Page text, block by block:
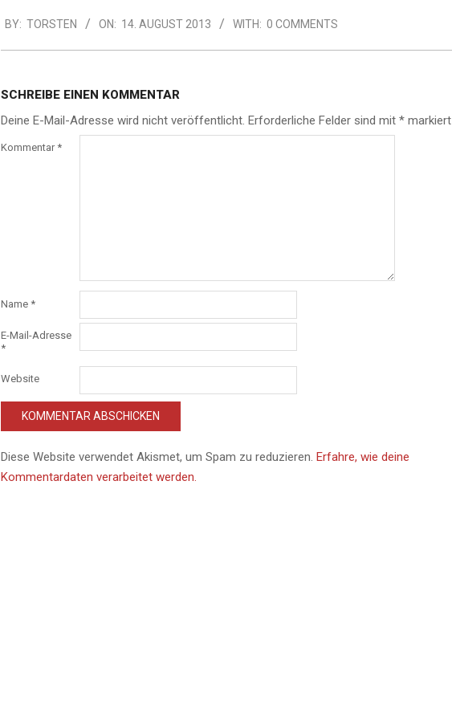
08-
14
BY: TORSTEN ON: 14. AUGUST 2013 WITH: 0 COMMENTS
SCHREIBE EINEN KOMMENTAR
Deine E-Mail-Adresse wird nicht veröffentlicht. Erforderliche Felder sind mit *markiert
Kommentar *
Name *
E-Mail-Adresse
*
Website
Diese Website verwendet Akismet, um Spam zu reduzieren. Erfahre, wie deine
Kommentardaten verarbeitet werden.